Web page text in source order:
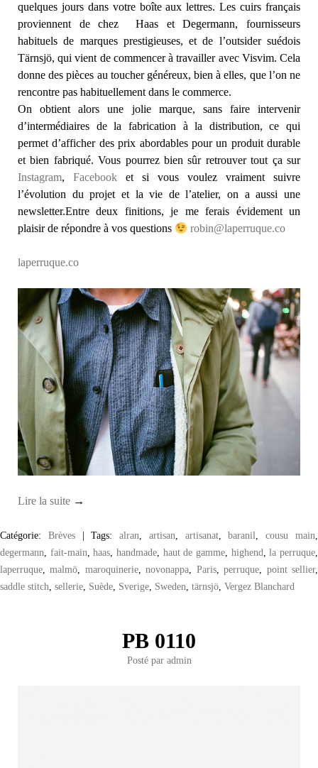
quelques jours dans votre boîte aux lettres. Les cuirs français
proviennent de chez Haas et Degermann, fournisseurs
habituels de marques prestigieuses, et de l’outsider suédois
Tärnsjö, qui vient de commencer à travailler avec Visvim. Cela
donne des pièces au toucher généreux, bien à elles, que l’on ne
rencontre pas habituellement dans le commerce.
On obtient alors une jolie marque, sans faire intervenir
d’intermédiaires de la fabrication à la distribution, ce qui
permet d’afficher des prix abordables pour un produit durable
et bien fabriqué. Vous pourrez bien sûr retrouver tout ça sur
Instagram, Facebook et si vous voulez vraiment suivre
l’évolution du projet et la vie de l’atelier, on a aussi une
newsletter.Entre deux finitions, je me ferais évidement un
plaisir de répondre à vos questions
robin@laperruque.co
laperruque.co
Lire la suite →
Catégorie: Brèves |Tags:alran artisan artisanat,baranil ,cousu main
degermann
fait-main ,haas ,handmade haut de gamme highend ,la perruque
laperruque ,malmö maroquinerie,novonappa Paris,perruque point sellier,
saddle stitch sellerie Suède Sverige Sweden tärnsjö Vergez Blanchard
PB 0110
Posté par admin